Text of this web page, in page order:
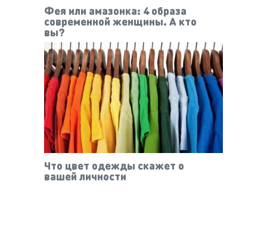
Фея или амазонка: 4 образа
современной женщины. А кто
вы?
Что цвет одежды скажет о
вашей личности